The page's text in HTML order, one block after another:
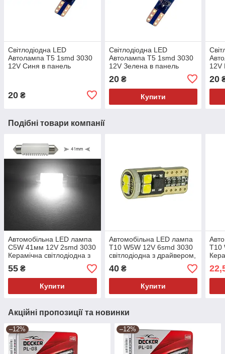
Світлодіодна LED
Автолампа T5 1smd 3030
12V Синя в панель
20 ₴
Світлодіодна LED
Автолампа T5 1smd 3030
12V Зелена в панель
20₴
Купити
12V
20
Подібні товари компанії
Автомобільна LED лампа
C5W 41мм 12V 2smd 3030
Керамічна світлодіодна з
драйвером, білий колір
світла
55 ₴
Купити
Автомобільна LED лампа
T10 W5W 12V 6smd 3030
світлодіодна з драйвером,
білий колір світла
40₴
Купити
T10
Акційні пропозиції та новинки
–12% –12%